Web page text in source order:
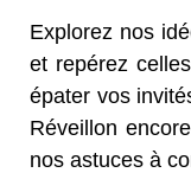
Explorez nos
et repérez
épater vos
Réveillon
nos astuces à